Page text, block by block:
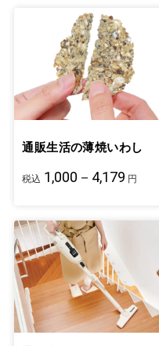
通販生活の薄焼いわし
税込 1,000－4,179 円